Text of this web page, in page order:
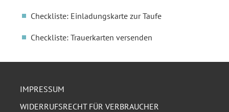
Checkliste: Einladungskarte zur Taufe
Checkliste: Trauerkarten versenden
IMPRESSUM
WIDERRUFSRECHT FÜR VERBRAUCHER